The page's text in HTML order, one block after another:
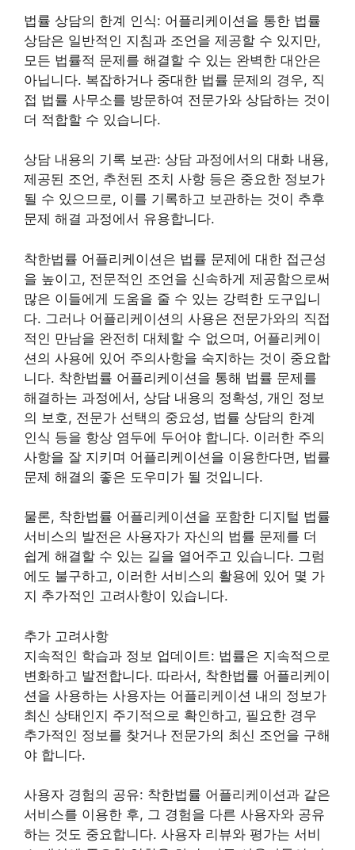
법률 상담의 한계 인식: 어플리케이션을 통한 법률
상담은 일반적인 지침과 조언을 제공할 수 있지만,
모든 법률적 문제를 해결할 수 있는 완벽한 대안은
아닙니다. 복잡하거나 중대한 법률 문제의 경우, 직
접 법률 사무소를 방문하여 전문가와 상담하는 것이
더 적합할 수 있습니다.
상담 내용의 기록 보관: 상담 과정에서의 대화 내용,
제공된 조언, 추천된 조치 사항 등은 중요한 정보가
될 수 있으므로, 이를 기록하고 보관하는 것이 추후
문제 해결 과정에서 유용합니다.
착한법률 어플리케이션은 법률 문제에 대한 접근성
을 높이고, 전문적인 조언을 신속하게 제공함으로써
많은 이들에게 도움을 줄 수 있는 강력한 도구입니
다. 그러나 어플리케이션의 사용은 전문가와의 직접
적인 만남을 완전히 대체할 수 없으며, 어플리케이
션의 사용에 있어 주의사항을 숙지하는 것이 중요합
니다. 착한법률 어플리케이션을 통해 법률 문제를
해결하는 과정에서, 상담 내용의 정확성, 개인 정보
의 보호, 전문가 선택의 중요성, 법률 상담의 한계
인식 등을 항상 염두에 두어야 합니다. 이러한 주의
사항을 잘 지키며 어플리케이션을 이용한다면, 법률
문제 해결의 좋은 도우미가 될 것입니다.
물론, 착한법률 어플리케이션을 포함한 디지털 법률
서비스의 발전은 사용자가 자신의 법률 문제를 더
쉽게 해결할 수 있는 길을 열어주고 있습니다. 그럼
에도 불구하고, 이러한 서비스의 활용에 있어 몇 가
지 추가적인 고려사항이 있습니다.
추가 고려사항
지속적인 학습과 정보 업데이트: 법률은 지속적으로
변화하고 발전합니다. 따라서, 착한법률 어플리케이
션을 사용하는 사용자는 어플리케이션 내의 정보가
최신 상태인지 주기적으로 확인하고, 필요한 경우
추가적인 정보를 찾거나 전문가의 최신 조언을 구해
야 합니다.
사용자 경험의 공유: 착한법률 어플리케이션과 같은
서비스를 이용한 후, 그 경험을 다른 사용자와 공유
하는 것도 중요합니다. 사용자 리뷰와 평가는 서비